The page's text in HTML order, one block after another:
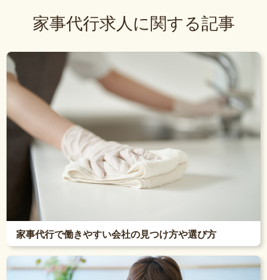
家事代行求人に関する記事
家事代行で働きやすい会社の見つけ方や選び方